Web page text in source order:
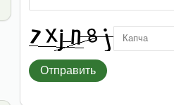
Отправить